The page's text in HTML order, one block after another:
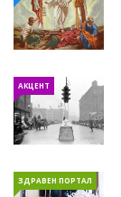
АКЦЕНТ
ЗДРАВЕН ПОРТАЛ